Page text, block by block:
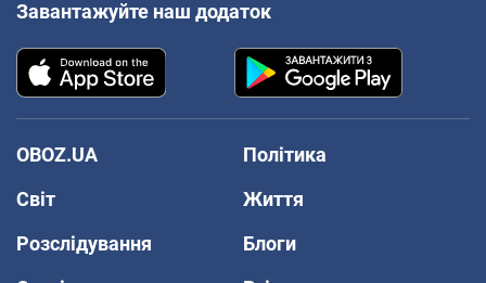
Завантажуйте наш додаток
OBOZ.UA
Політика
Світ
Життя
Розслідування
Блоги